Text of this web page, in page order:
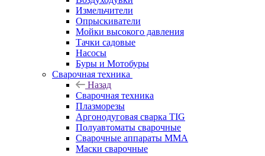
Измельчители
Опрыскиватели
Мойки высокого давления
Тачки садовые
Насосы
Буры и Мотобуры
Сварочная техника
Назад
Сварочная техника
Плазморезы
Аргонодуговая сварка TIG
Полуавтоматы сварочные
Сварочные аппараты ММА
Маски сварочные